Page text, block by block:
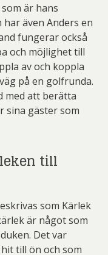
är hans
även Anders en
fungerar också
och möjlighet till
av och koppla
på en golfrunda.
med att berätta
sina gäster som
till
som Kärlek
är något som
Det var
till ön och som